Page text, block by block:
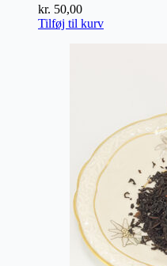
kr. 50,00
Tilføj til kurv